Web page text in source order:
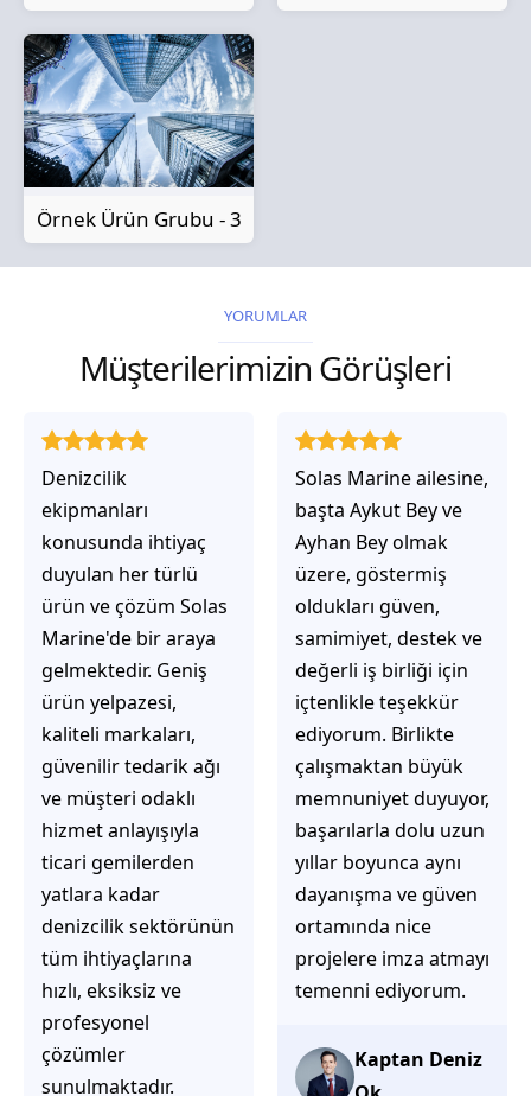
Örnek Ürün Grubu - 3
YORUMLAR
Müşterilerimizin Görüşleri
Solas Marine ailesine,
başta Aykut Bey ve
Ayhan Bey olmak
üzere, göstermiş
oldukları güven,
samimiyet, destek ve
değerli iş birliği için
içtenlikle teşekkür
ediyorum. Birlikte
çalışmaktan büyük
memnuniyet duyuyor,
başarılarla dolu uzun
yıllar boyunca aynı
dayanışma ve güven
ortamında nice
projelere imza atmayı
temenni ediyorum.
Kaptan Deniz
Solas Marine ile
çalıştığınızda,
işlerinin gerçekten
çözüm üretmeye
odaklı olduğunu
hemen fark
ediyorsunuz.
İhtiyaçlarınıza hızlı ve
doğru çözümler
sunmaya çalışıyorlar.
Müşteri
memnuniyetini ön
planda tutan
yaklaşımları, ilgili
iletişimleri ve
güvenilir hizmet
anlayışları sayesinde
başarılı bir ekip
olduklarını